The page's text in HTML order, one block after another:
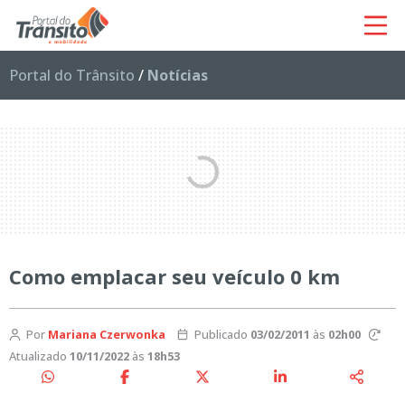
Portal do Trânsito / Notícias
Como emplacar seu veículo 0 km
Por Mariana Czerwonka Publicado 03/02/2011 às 02h00
Atualizado 10/11/2022 às 18h53